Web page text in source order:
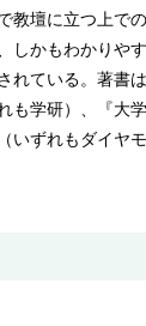
教壇に立つ上で
しかもわかりや
れている。著書
も学研）、『
いずれもダイ